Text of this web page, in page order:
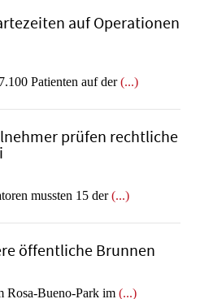
auf Operationen
Patienten auf der(...)
prüfen rechtliche
mussten 15 der(...)
öffentliche Brunnen
Rosa-Bueno-Park im (...)